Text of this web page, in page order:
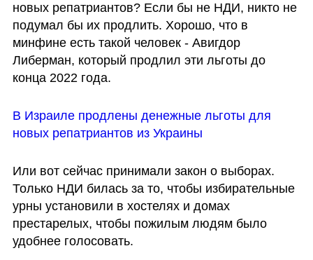
новых репатриантов? Если бы не НДИ, никто не
подумал бы их продлить. Хорошо, что в
минфине есть такой человек - Авигдор
Либерман, который продлил эти льготы до
конца 2022 года.
В Израиле продлены денежные льготы для
новых репатриантов из Украины
Или вот сейчас принимали закон о выборах.
Только НДИ билась за то, чтобы избирательные
урны установили в хостелях и домах
престарелых, чтобы пожилым людям было
удобнее голосовать.